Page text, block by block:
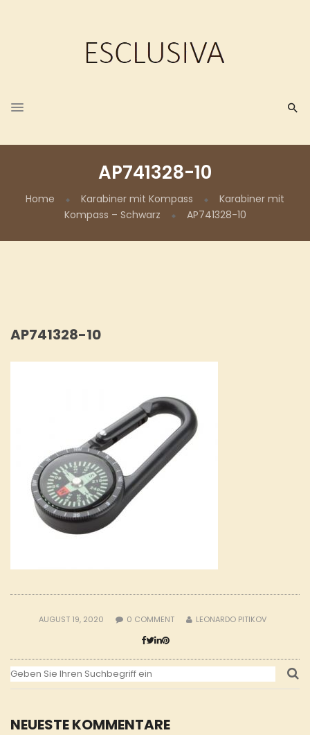
AP741328-10
Home Karabiner mit Kompass
Karabiner mit
Kompass – Schwarz
AP741328-10
NEUESTE KOMMENTARE
AP741328-10
AUGUST 19, 2020 0 COMMENT LEONARDO PITIKOV